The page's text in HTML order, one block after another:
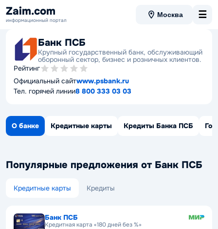
Zaim.com
информационный портал
Москва ☰
Банк ПСБ
Крупный государственный банк, обслуживающий
оборонный сектор, бизнес и розничных клиентов.
Рейтинг
Официальный сайтwww.psbank.ru
Тел. горячей линии8 800 333 03 03
О банке Кредитные карты Кредиты Банка ПСБ
Популярные предложения от Банк ПСБ
Кредитные карты Кредиты
Банк ПСБ
Кредитная карта «180 дней без %»
Банк ПСБ
Кредит «Кредит для работников